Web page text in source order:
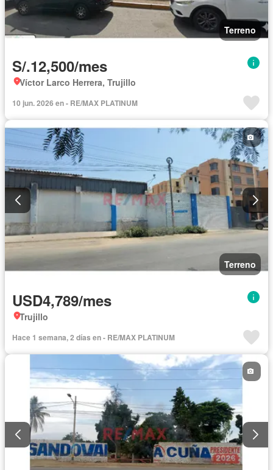
Terreno
S/.12,500/mes
Víctor Larco Herrera, Trujillo
10 jun. 2026 en - RE/MAX PLATINUM
Terreno
USD4,789/mes
Trujillo
Hace 1 semana, 2 días en - RE/MAX PLATINUM